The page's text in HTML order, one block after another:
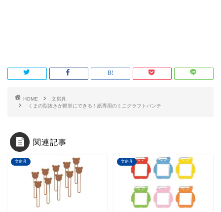
HOME
文房具
くまの型抜きが簡単にできる！紙専用のミニクラフトパンチ
関連記事
文房具 文房具